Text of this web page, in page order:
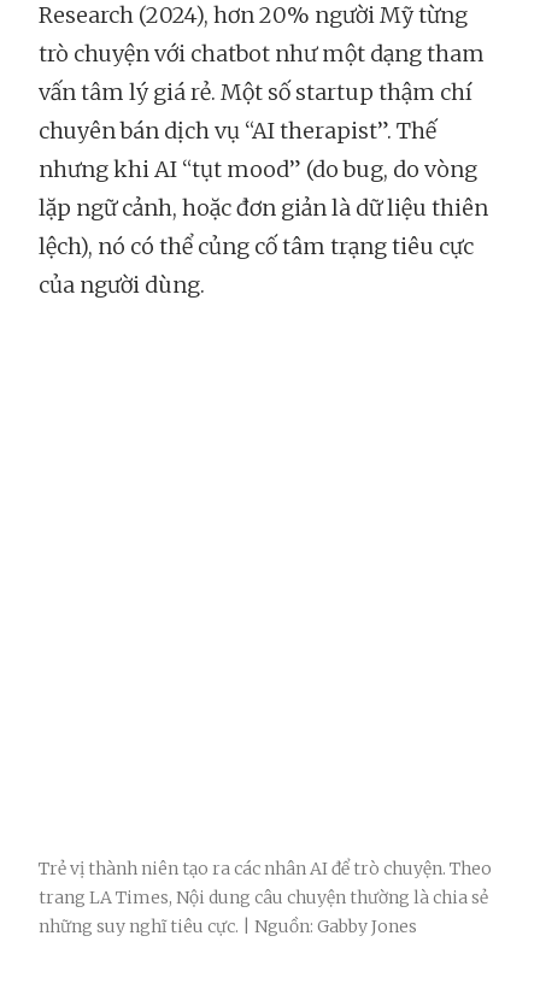
Research (2024), hơn 20% người Mỹ từng
trò chuyện với chatbot như một dạng tham
vấn tâm lý giá rẻ. Một số startup thậm chí
chuyên bán dịch vụ “AI therapist”. Thế
nhưng khi AI “tụt mood” (do bug, do vòng
lặp ngữ cảnh, hoặc đơn giản là dữ liệu thiên
lệch), nó có thể củng cố tâm trạng tiêu cực
của người dùng.
Trẻ vị thành niên tạo ra các nhân AI để trò chuyện. Theo
trang LA Times, Nội dung câu chuyện thường là chia sẻ
những suy nghĩ tiêu cực. | Nguồn: Gabby Jones